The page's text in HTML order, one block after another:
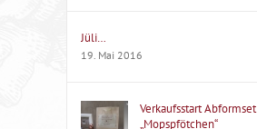
Jüli…
19. Mai 2016
Verkaufsstart Abformset
„Mopspfötchen“